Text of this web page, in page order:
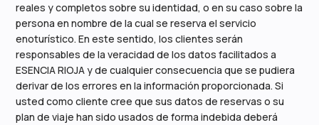
reales y completos sobre su identidad, o en su caso sobre la
persona en nombre de la cual se reserva el servicio
enoturístico. En este sentido, los clientes serán
responsables de la veracidad de los datos facilitados a
ESENCIA RIOJA y de cualquier consecuencia que se pudiera
derivar de los errores en la información proporcionada. Si
usted como cliente cree que sus datos de reservas o su
plan de viaje han sido usados de forma indebida deberá